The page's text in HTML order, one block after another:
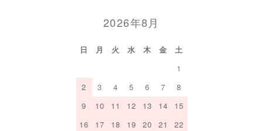
2026年8月
日 月 火 水 木 金
土
1
2
3 4 5 6 7
8
9
10 11 12 13 14
15
16
17 18 19 20 21
22